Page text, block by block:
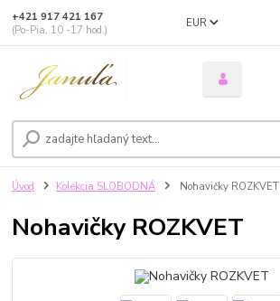
EUR
+421 917 421 167
(Po-Pia, 10 -17 hod.)
Úvod Kolekcia SLOBODNÁ Nohavičky ROZKVET
Nohavičky ROZKVET